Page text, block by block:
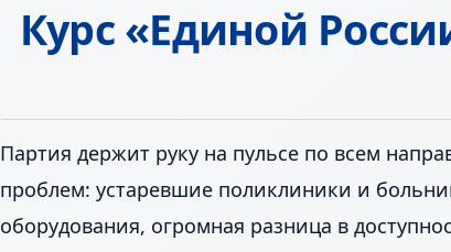
Курс«Единой
Партия держит руку на пульсе по всем
проблем: устаревшие поликлиники и
оборудования, огромная разница в